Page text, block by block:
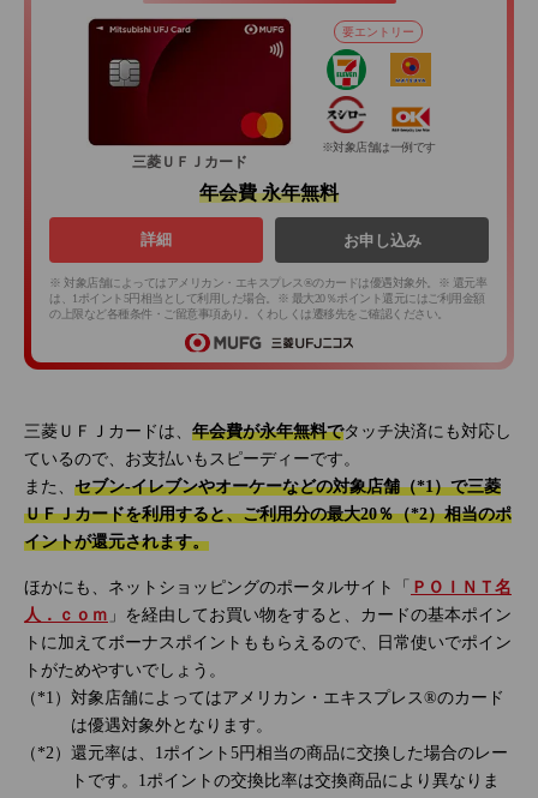
三菱ＵＦＪカード
要エントリー
※対象店舗は一例です
年会費 永年無料
詳細 お申し込み
※ 対象店舗によってはアメリカン・エキスプレス®のカードは優遇対象外。※ 還元率
は、1ポイント5円相当として利用した場合。※ 最大20％ポイント還元にはご利用金額
の上限など各種条件・ご留意事項あり。くわしくは遷移先をご確認ください。
三菱ＵＦＪカードは、 年会費が永年無料でタッチ決済にも対応し
ているので、お支払いもスピーディーです。
また、 セブン‐イレブンやオーケーなどの対象店舗（*1）で三菱
ＵＦＪカードを利用すると、ご利用分の最大20％（*2）相当のポ
イントが還元されます。
ほかにも、ネットショッピングのポータルサイト「
ＰＯＩＮＴ名
人．ｃｏｍ 」を経由してお買い物をすると、カードの基本ポイン
トに加えてボーナスポイントももらえるので、日常使いでポイン
トがためやすいでしょう。
対象店舗によってはアメリカン・エキスプレス®のカード
は優遇対象外となります。
還元率は、1ポイント5円相当の商品に交換した場合のレー
トです。1ポイントの交換比率は交換商品により異なりま